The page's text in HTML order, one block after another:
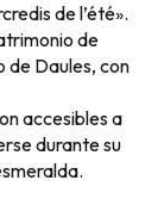
de l’été».
de
de Daules, con
accesibles a
durante su